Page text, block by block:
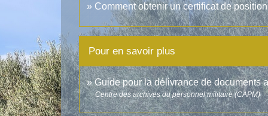
Comment obtenir un certificat de
Pour en savoir plus
Guide pour la délivrance de documents
Centre des archives du personnel militaire (CAPM)